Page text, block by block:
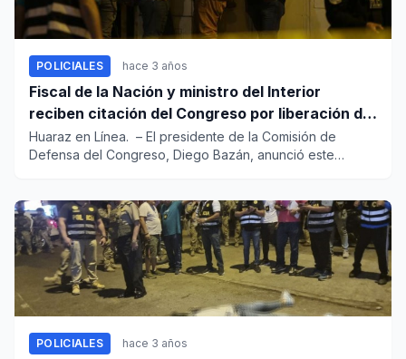
POLICIALES hace 3 años
Fiscal de la Nación y ministro del Interior
reciben citación del Congreso por liberación de
cómplices del ‘Maldito Cris’
Huaraz en Línea. – El presidente de la Comisión de
Defensa del Congreso, Diego Bazán, anunció este
POLICIALES hace 3 años